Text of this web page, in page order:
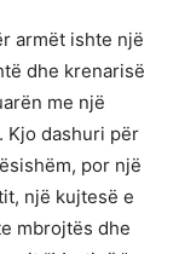
armët ishte një
dhe krenarisë
me një
Kjo dashuri për
por një
një kujtesë e
mbrojtës dhe